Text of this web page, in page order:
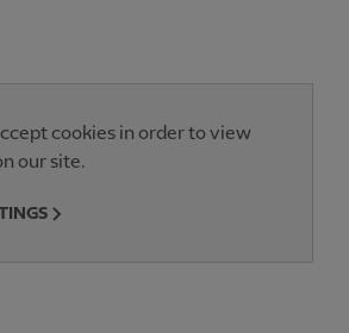
cookies in order to view
our site.